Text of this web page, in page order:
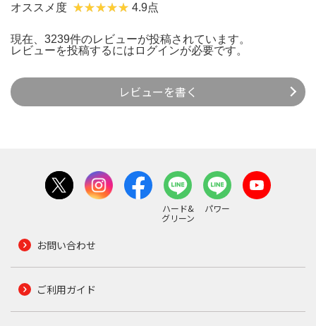
オススメ度 4.9点
現在、3239件のレビューが投稿されています。
レビューを投稿するには ログインが必要です。
レビューを書く
ハード&
グリーン
パワー
お問い合わせ
ご利用ガイド